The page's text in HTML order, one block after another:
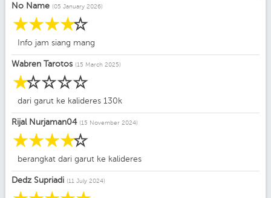
No Name (05 January 2026)
☆
☆
☆
☆
☆
Info jam siang mang
Wabren Tarotos (15 March 2025)
☆
☆
☆
☆
☆
dari garut ke kalideres 130k
Rijal Nurjaman04 (15 November 2024)
☆
☆
☆
☆
☆
berangkat dari garut ke kalideres
Dedz Supriadi (11 July 2024)